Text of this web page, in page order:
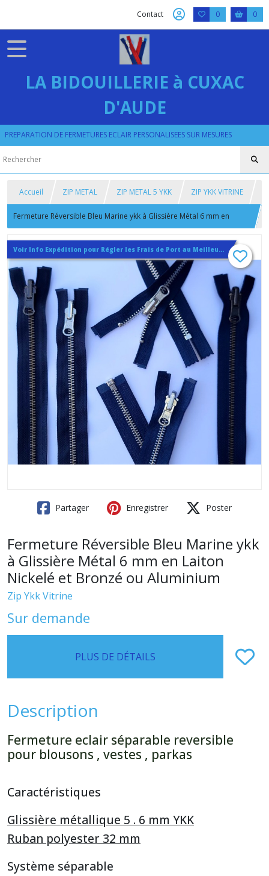
Contact 0 0
LA BIDOUILLERIE à CUXAC
D'AUDE
PREPARATION DE FERMETURES ECLAIR PERSONALISEES SUR MESURES
Accueil ZIP METAL ZIP METAL 5 YKK ZIP YKK VITRINE
Fermeture Réversible Bleu Marine ykk à Glissière Métal 6 mm en
Laiton Nickelé et Bronzé ou Aluminium
Voir Info Expédition pour Régler les Frais de Port au Meilleur Prix , En haut d'ecran à Droite
Partager Enregistrer Poster
Fermeture Réversible Bleu Marine ykk
à Glissière Métal 6 mm en Laiton
Nickelé et Bronzé ou Aluminium
Zip Ykk Vitrine
Sur demande
PLUS DE DÉTAILS
Description
Fermeture eclair séparable reversible
pour blousons , vestes , parkas
Caractéristiques
Glissière métallique 5 . 6 mm YKK
Ruban polyester 32 mm
Système séparable